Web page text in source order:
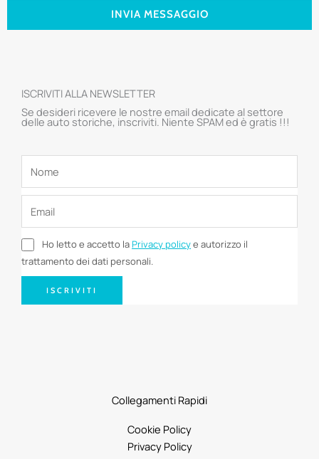
INVIA MESSAGGIO
ISCRIVITI ALLA NEWSLETTER
Se desideri ricevere le nostre email dedicate al settore
delle auto storiche, inscriviti. Niente SPAM ed è gratis !!!
Ho letto e accetto laPrivacy policye autorizzo il
trattamento dei dati personali.
ISCRIVITI
Collegamenti Rapidi
Cookie Policy
Privacy Policy